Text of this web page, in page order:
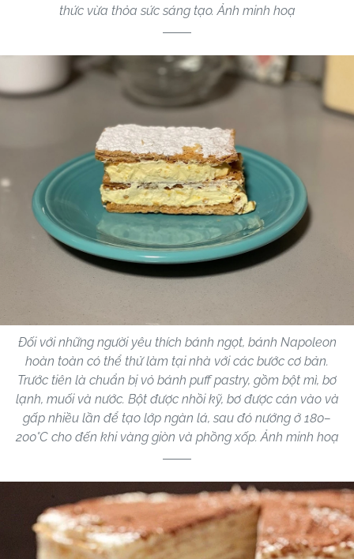
thức vừa thỏa sức sáng tạo. Ảnh minh hoạ
Đối với những người yêu thích bánh ngọt, bánh Napoleon
hoàn toàn có thể thử làm tại nhà với các bước cơ bản.
Trước tiên là chuẩn bị vỏ bánh puff pastry, gồm bột mì, bơ
lạnh, muối và nước. Bột được nhồi kỹ, bơ được cán vào và
gấp nhiều lần để tạo lớp ngàn lá, sau đó nướng ở 180–
200°C cho đến khi vàng giòn và phồng xốp. Ảnh minh hoạ